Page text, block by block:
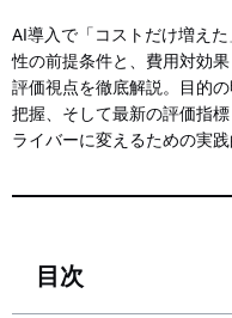
AI導入で「コストだけ増え
性の前提条件と、費用対効
評価視点を徹底解説。目的
把握、そして最新の評価指
ライバーに変えるための実
目次